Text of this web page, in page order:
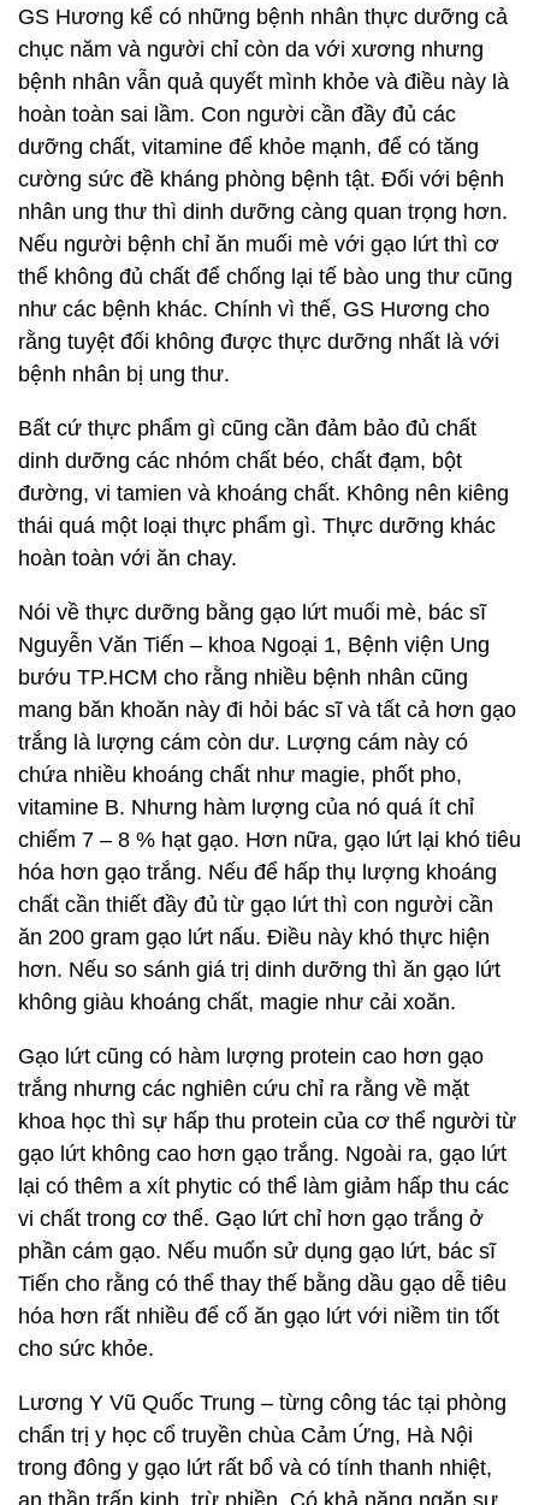
GS Hương kể có những bệnh nhân thực dưỡng cả
chục năm và người chỉ còn da với xương nhưng
bệnh nhân vẫn quả quyết mình khỏe và điều này là
hoàn toàn sai lầm. Con người cần đầy đủ các
dưỡng chất, vitamine để khỏe mạnh, để có tăng
cường sức đề kháng phòng bệnh tật. Đối với bệnh
nhân ung thư thì dinh dưỡng càng quan trọng hơn.
Nếu người bệnh chỉ ăn muối mè với gạo lứt thì cơ
thể không đủ chất để chống lại tế bào ung thư cũng
như các bệnh khác. Chính vì thế, GS Hương cho
rằng tuyệt đối không được thực dưỡng nhất là với
bệnh nhân bị ung thư.
Bất cứ thực phẩm gì cũng cần đảm bảo đủ chất
dinh dưỡng các nhóm chất béo, chất đạm, bột
đường, vi tamien và khoáng chất. Không nên kiêng
thái quá một loại thực phẩm gì. Thực dưỡng khác
hoàn toàn với ăn chay.
Nói về thực dưỡng bằng gạo lứt muối mè, bác sĩ
Nguyễn Văn Tiến – khoa Ngoại 1, Bệnh viện Ung
bướu TP.HCM cho rằng nhiều bệnh nhân cũng
mang băn khoăn này đi hỏi bác sĩ và tất cả hơn gạo
trắng là lượng cám còn dư. Lượng cám này có
chứa nhiều khoáng chất như magie, phốt pho,
vitamine B. Nhưng hàm lượng của nó quá ít chỉ
chiếm 7 – 8 % hạt gạo. Hơn nữa, gạo lứt lại khó tiêu
hóa hơn gạo trắng. Nếu để hấp thụ lượng khoáng
chất cần thiết đầy đủ từ gạo lứt thì con người cần
ăn 200 gram gạo lứt nấu. Điều này khó thực hiện
hơn. Nếu so sánh giá trị dinh dưỡng thì ăn gạo lứt
không giàu khoáng chất, magie như cải xoăn.
Gạo lứt cũng có hàm lượng protein cao hơn gạo
trắng nhưng các nghiên cứu chỉ ra rằng về mặt
khoa học thì sự hấp thu protein của cơ thể người từ
gạo lứt không cao hơn gạo trắng. Ngoài ra, gạo lứt
lại có thêm a xít phytic có thể làm giảm hấp thu các
vi chất trong cơ thể. Gạo lứt chỉ hơn gạo trắng ở
phần cám gạo. Nếu muốn sử dụng gạo lứt, bác sĩ
Tiến cho rằng có thể thay thế bằng dầu gạo dễ tiêu
hóa hơn rất nhiều để cố ăn gạo lứt với niềm tin tốt
cho sức khỏe.
Lương Y Vũ Quốc Trung – từng công tác tại phòng
chẩn trị y học cổ truyền chùa Cảm Ứng, Hà Nội
trong đông y gạo lứt rất bổ và có tính thanh nhiệt,
an thần trấn kinh, trừ phiền. Có khả năng ngăn sự